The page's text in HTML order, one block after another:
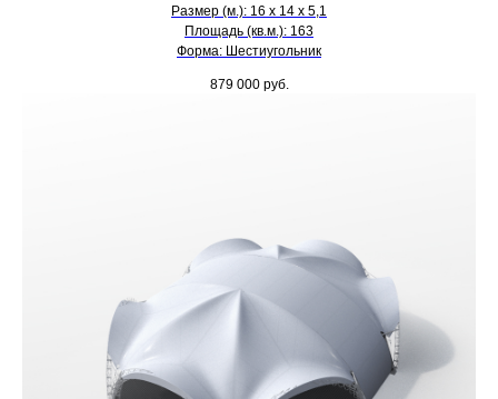
Размер (м.): 16 х 14 х 5,1
Площадь (кв.м.): 163
Форма: Шестиугольник
879 000 руб.